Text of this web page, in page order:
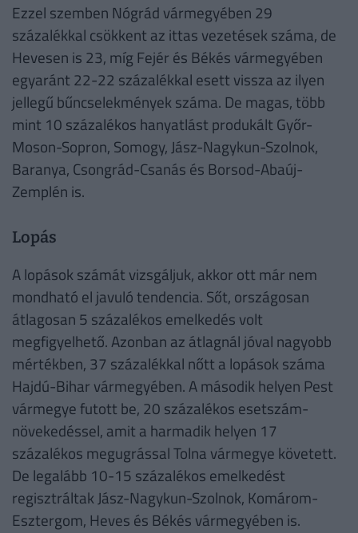
Ezzel szemben Nógrád vármegyében 29
százalékkal csökkent az ittas vezetések száma, de
Hevesen is 23, míg Fejér és Békés vármegyében
egyaránt 22-22 százalékkal esett vissza az ilyen
jellegű bűncselekmények száma. De magas, több
mint 10 százalékos hanyatlást produkált Győr-
Moson-Sopron, Somogy, Jász-Nagykun-Szolnok,
Baranya, Csongrád-Csanás és Borsod-Abaúj-
Zemplén is.
Lopás
A lopások számát vizsgáljuk, akkor ott már nem
mondható el javuló tendencia. Sőt, országosan
átlagosan 5 százalékos emelkedés volt
megfigyelhető. Azonban az átlagnál jóval nagyobb
mértékben, 37 százalékkal nőtt a lopások száma
Hajdú-Bihar vármegyében. A második helyen Pest
vármegye futott be, 20 százalékos esetszám-
növekedéssel, amit a harmadik helyen 17
százalékos megugrással Tolna vármegye követett.
De legalább 10-15 százalékos emelkedést
regisztráltak Jász-Nagykun-Szolnok, Komárom-
Esztergom, Heves és Békés vármegyében is.